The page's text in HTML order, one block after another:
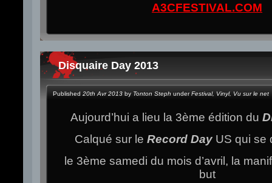
A3CFESTIVAL.COM
Disquaire Day 2013
Published 20th Avr 2013 by Tonton Steph underFestival, Vinyl, Vu sur le net
Aujourd’hui a lieu la 3ème édition du
Calqué sur le Record DayUS qui se
le 3ème samedi du mois d’avril, la
but